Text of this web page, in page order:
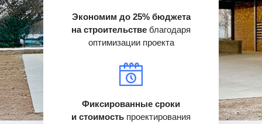
Фиксированные сроки
и стоимость проектирования
Экономим до 25% бюджета
на строительстве благодаря
оптимизации проекта